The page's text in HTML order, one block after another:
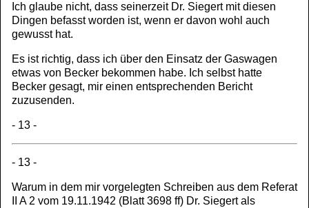
Ich glaube nicht, dass seinerzeit Dr. Siegert mit diesen
Dingen befasst worden ist, wenn er davon wohl auch
gewusst hat.
Es ist richtig, dass ich über den Einsatz der Gaswagen
etwas von Becker bekommen habe. Ich selbst hatte
Becker gesagt, mir einen entsprechenden Bericht
zuzusenden.
- 13 -
- 13 -
Warum in dem mir vorgelegten Schreiben aus dem Referat
II A 2 vom 19.11.1942 (Blatt 3698 ff) Dr. Siegert als